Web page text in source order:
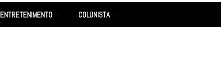
ENTRETENIMENTO COLUNISTA